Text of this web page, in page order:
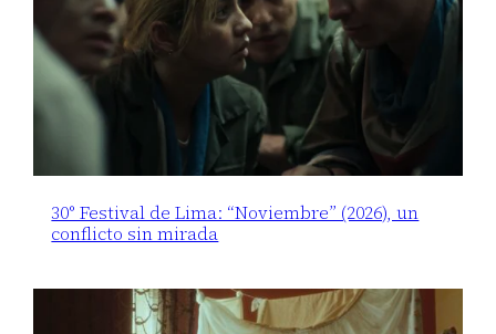
30° Festival de Lima: “Noviembre” (2026), un
conflicto sin mirada